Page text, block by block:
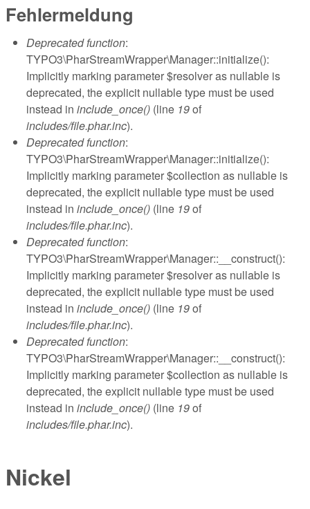
Fehlermeldung
Deprecated function:
TYPO3\PharStreamWrapper\Manager::initialize():
Implicitly marking parameter $resolver as nullable is
deprecated, the explicit nullable type must be used
instead in include_once() (line 19of
includes/file.phar.inc).
Deprecated function:
TYPO3\PharStreamWrapper\Manager::initialize():
Implicitly marking parameter $collection as nullable is
deprecated, the explicit nullable type must be used
instead in include_once() (line 19of
includes/file.phar.inc).
Deprecated function:
TYPO3\PharStreamWrapper\Manager::__construct():
Implicitly marking parameter $resolver as nullable is
deprecated, the explicit nullable type must be used
instead in include_once() (line 19of
includes/file.phar.inc).
Deprecated function:
TYPO3\PharStreamWrapper\Manager::__construct():
Implicitly marking parameter $collection as nullable is
deprecated, the explicit nullable type must be used
instead in include_once() (line 19of
includes/file.phar.inc).
Nickel